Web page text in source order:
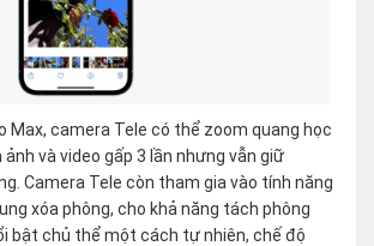
Max, camera Tele có thể zoom quang học
và video gấp 3 lần nhưng vẫn giữ
Camera Tele còn tham gia vào tính năng
xóa phông, cho khả năng tách phông
bật chủ thể một cách tự nhiên, chế độ